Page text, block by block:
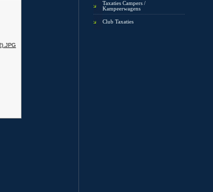
Taxaties Campers /
Kampeerwagens
Club Taxaties